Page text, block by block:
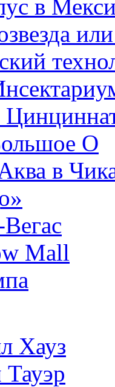
в
О
в
Mall
Хауз